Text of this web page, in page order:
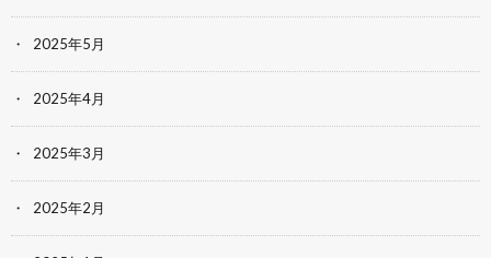
2025年5月
2025年4月
2025年3月
2025年2月